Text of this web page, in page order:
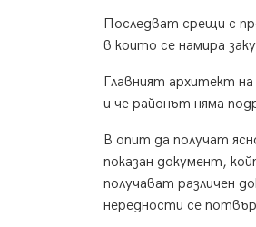
Последват срещи с
в които се намира
Главният архитект
и че районът няма
В опит да получат
показан документ,
получават различен
нередности се